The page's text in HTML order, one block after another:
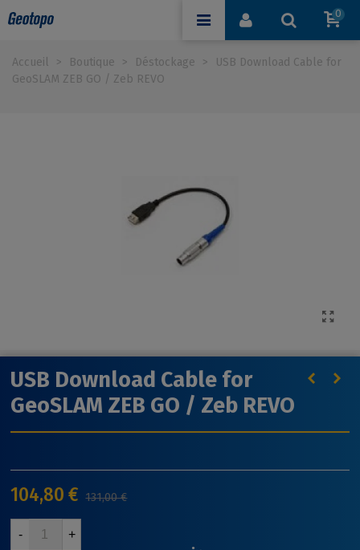
0
Accueil > Boutique > Déstockage >
USB Download Cable for
GeoSLAM ZEB GO / Zeb REVO
USB Download Cable for
GeoSLAM ZEB GO / Zeb REVO
104,80 € 131,00 €
- +